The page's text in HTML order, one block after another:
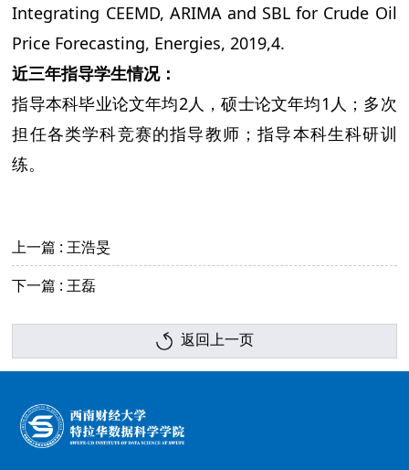
Integrating CEEMD, ARIMA and SBL for Crude Oil
Price Forecasting, Energies, 2019,4.
近三年指导学生情况：
指导本科毕业论文年均2人，硕士论文年均1人；多次
担任各类学科竞赛的指导教师；指导本科生科研训
练。
上一篇 : 王浩旻
下一篇 : 王磊
返回上一页